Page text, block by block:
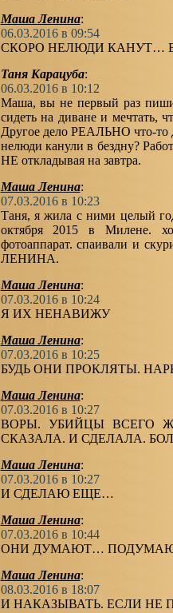
Маша Ленина:
06.03.2016 в 09:54
СКОРО НЕЛЮДИ КАНУТ…
Таня Карацуба:
06.03.2016 в 10:12
Маша, вы не первый раз
сидеть на диване и мечтать,
Другое дело РЕАЛЬНО что-то
нелюди канули в бездну?
НЕ откладывая на завтра.
Маша Ленина:
07.03.2016 в 10:23
Таня, я жила с ними целый
октября 2015 в Милене.
фотоаппарат. спаивали и
ЛЕНИНА.
Маша Ленина:
07.03.2016 в 10:24
Я ИХ НЕНАВИЖУ
Маша Ленина:
07.03.2016 в 10:25
БУДЬ ОНИ ПРОКЛЯТЫ.
Маша Ленина:
07.03.2016 в 10:27
ВОРЫ. УБИЙЦЫ ВСЕГО
СКАЗАЛА. И СДЕЛАЛА.
Маша Ленина:
07.03.2016 в 10:27
И СДЕЛАЮ ЕЩЕ…
Маша Ленина:
07.03.2016 в 10:44
ОНИ ДУМАЮТ…
Маша Ленина:
08.03.2016 в 18:07
И НАКАЗЫВАТЬ. ЕСЛИ НЕ